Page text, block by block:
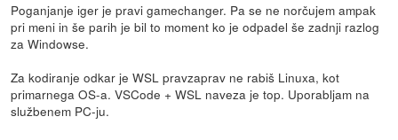
Poganjanje iger je pravi gamechanger. Pa se ne norčujem ampak
pri meni in še parih je bil to moment ko je odpadel še zadnji razlog
za Windowse.
Za kodiranje odkar je WSL pravzaprav ne rabiš Linuxa, kot
primarnega OS-a. VSCode + WSL naveza je top. Uporabljam na
službenem PC-ju.